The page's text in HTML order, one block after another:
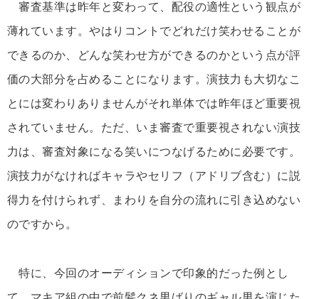
審査基準は昨年と変わって、配役の適性という観点が
薄れています。やはりコントでどれだけ笑わせることが
できるのか、どんな笑わせ方ができるのかという点が評
価の大部分を占めることになります。演技力も大切なこ
とには変わりありませんがそれ単体では昨年ほど重要視
されていません。ただ、いま審査で重要視されない演技
力は、審査対象になる笑いにつなげるために必要です。
演技力がなければキャラやセリフ（アドリブ含む）に説
得力を付けられず、まわりを自分の流れに引き込めない
のですから。
特に、今回のオーディションで印象的だった例とし